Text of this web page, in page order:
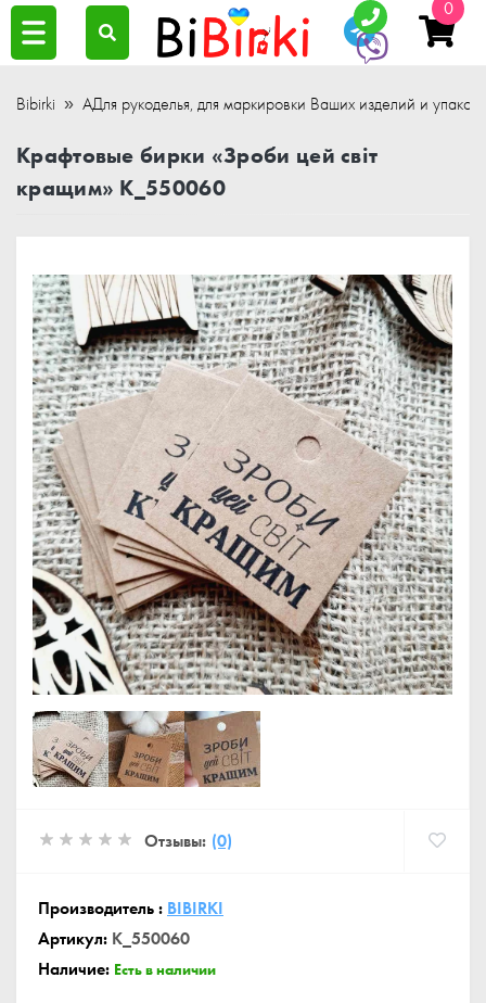
0
Bibirki АДля рукоделья, для маркировки Ваших изделий и
Крафтовые бирки «Зроби цей світ
кращим» K_550060
Отзывы: (0)
Производитель : BIBIRKI
Артикул: K_550060
Наличие: Есть в наличии